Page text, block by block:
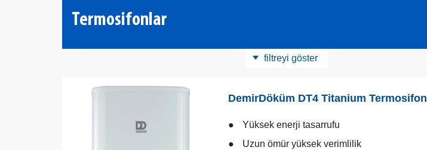
Termosifonlar
filtreyi göster
DemirDöküm DT4 Titanium Termosifon
Yüksek enerji tasarrufu
Uzun ömür yüksek verimlilik